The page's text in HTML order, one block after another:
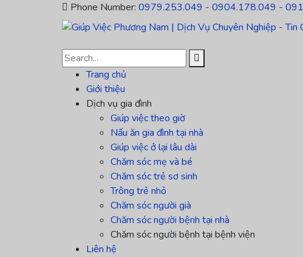
Phone Number: 0979.253.049 - 0904.178.049 -
Trang chủ
Giới thiệu
Dịch vụ gia đình
Giúp việc theo giờ
Nấu ăn gia đình tại nhà
Giúp việc ở lại lâu dài
Chăm sóc mẹ và bé
Chăm sóc trẻ sơ sinh
Trông trẻ nhỏ
Chăm sóc người già
Chăm sóc người bệnh tại nhà
Chăm sóc người bệnh tại bệnh viện
Liên hệ